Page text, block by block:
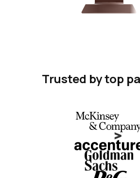
Trusted by top